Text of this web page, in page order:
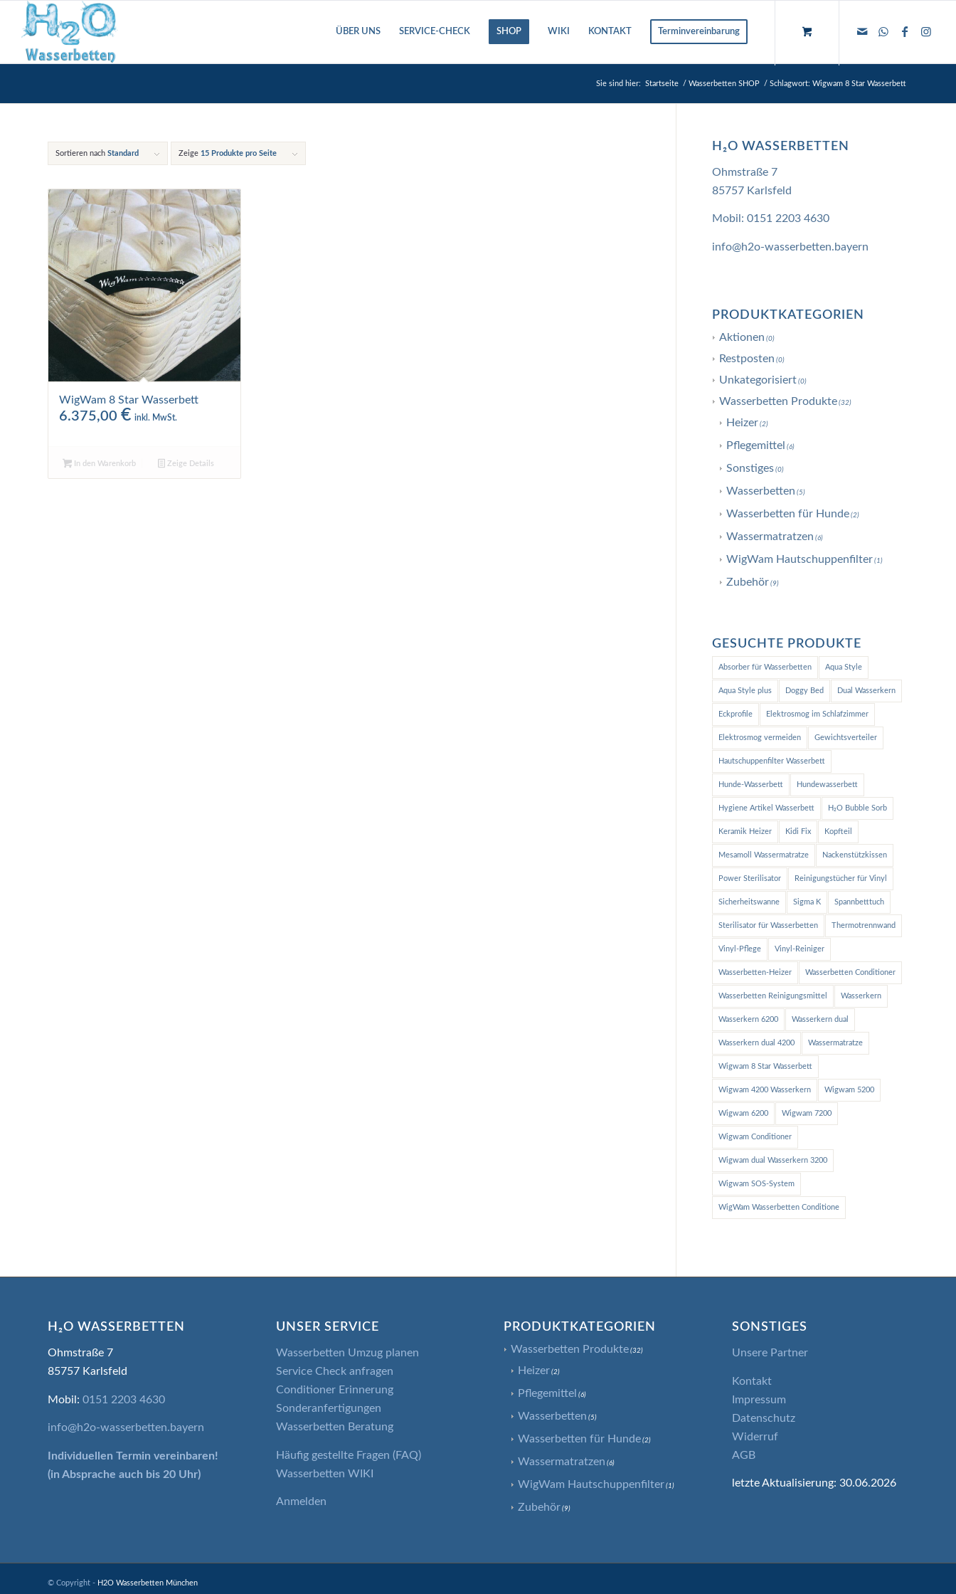
ÜBER UNS SERVICE-CHECK SHOP WIKI KONTAKT Terminvereinbarung
Sie sind hier: Startseite / Wasserbetten SHOP / Schlagwort: Wigwam 8 Star Wasserbett
Sortieren nach Standard Zeige 15 Produkte pro Seite
WigWam 8 Star Wasserbett
6.375,00 € inkl. MwSt.
In den Warenkorb Zeige Details
H₂O WASSERBETTEN
Ohmstraße 7
85757 Karlsfeld
Mobil:0151 2203 4630
info@h2o-wasserbetten.bayern
PRODUKTKATEGORIEN
Aktionen (0)
Restposten (0)
Unkategorisiert (0)
Wasserbetten Produkte (32)
Heizer (2)
Pflegemittel (6)
Sonstiges (0)
Wasserbetten (5)
Wasserbetten für Hunde (2)
Wassermatratzen (6)
WigWam Hautschuppenfilter (1)
Zubehör (9)
GESUCHTE PRODUKTE
Absorber für Wasserbetten Aqua Style
Aqua Style plus Doggy Bed Dual Wasserkern
Eckprofile Elektrosmog im Schlafzimmer
Elektrosmog vermeiden Gewichtsverteiler
Hautschuppenfilter Wasserbett
Hunde-Wasserbett Hundewasserbett
Hygiene Artikel Wasserbett H₂O Bubble Sorb
Keramik Heizer Kidi Fix Kopfteil
Mesamoll Wassermatratze Nackenstützkissen
Power Sterilisator Reinigungstücher für Vinyl
Sicherheitswanne Sigma K Spannbetttuch
Sterilisator für Wasserbetten Thermotrennwand
Vinyl-Pflege Vinyl-Reiniger
Wasserbetten-Heizer Wasserbetten Conditioner
Wasserbetten Reinigungsmittel Wasserkern
Wasserkern 6200 Wasserkern dual
Wasserkern dual 4200 Wassermatratze
Wigwam 8 Star Wasserbett
Wigwam 4200 Wasserkern Wigwam 5200
Wigwam 6200 Wigwam 7200
Wigwam Conditioner
Wigwam dual Wasserkern 3200
Wigwam SOS-System
WigWam Wasserbetten Conditione
H₂O WASSERBETTEN
Ohmstraße 7
85757 Karlsfeld
Mobil: 0151 2203 4630
info@h2o-wasserbetten.bayern
Individuellen Termin vereinbaren!
(in Absprache auch bis 20 Uhr)
UNSER SERVICE
Wasserbetten Umzug planen
Service Check anfragen
Conditioner Erinnerung
Sonderanfertigungen
Wasserbetten Beratung
Häufig gestellte Fragen (FAQ)
Wasserbetten WIKI
Anmelden
PRODUKTKATEGORIEN
Wasserbetten Produkte (32)
Heizer (2)
Pflegemittel (6)
Wasserbetten (5)
Wasserbetten für Hunde (2)
Wassermatratzen (6)
WigWam Hautschuppenfilter (1)
Zubehör (9)
SONSTIGES
Unsere Partner
Kontakt
Impressum
Datenschutz
Widerruf
AGB
letzte Aktualisierung: 30.06.2026
© Copyright - H2O Wasserbetten München